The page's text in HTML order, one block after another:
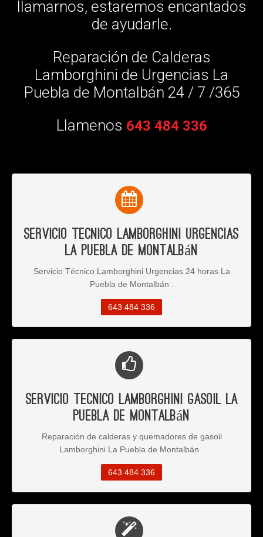
llamarnos, estaremos encantados
de ayudarle.
Reparación de Calderas
Lamborghini de Urgencias La
Puebla de Montalbán 24 / 7 /365
Llamenos 643 484 336
Servicio Tecnico Lamborghini Urgencias
La Puebla de Montalbán
Servicio Técnico Lamborghini Urgencias 24 horas La
Puebla de Montalbán .
643 484 336
Servicio Tecnico Lamborghini Gasoil La
Puebla de Montalbán
Reparación de calderas y quemadores de gasoil
Lamborghini La Puebla de Montalbán .
643 484 336